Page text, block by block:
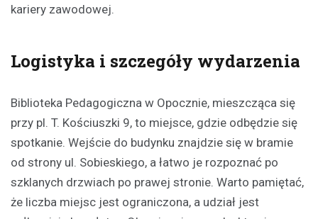
kariery zawodowej.
Logistyka i szczegóły wydarzenia
Biblioteka Pedagogiczna w Opocznie, mieszcząca się
przy pl. T. Kościuszki 9, to miejsce, gdzie odbędzie się
spotkanie. Wejście do budynku znajdzie się w bramie
od strony ul. Sobieskiego, a łatwo je rozpoznać po
szklanych drzwiach po prawej stronie. Warto pamiętać,
że liczba miejsc jest ograniczona, a udział jest